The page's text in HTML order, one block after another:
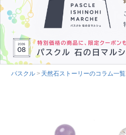
パスクル 天然石ストーリーのコラム一覧